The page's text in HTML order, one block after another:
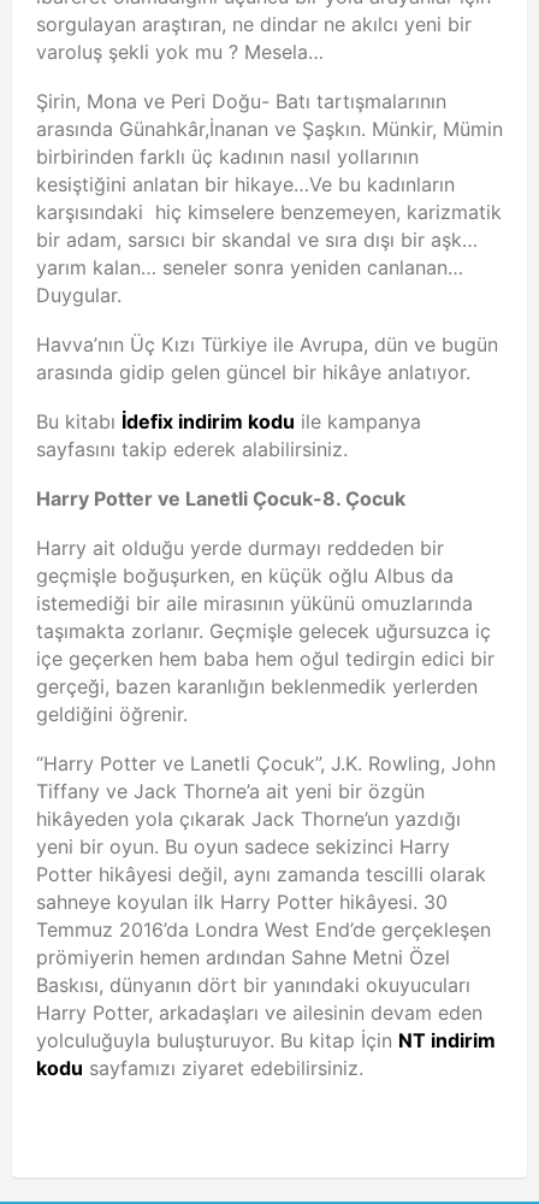
sorgulayan araştıran, ne dindar ne akılcı yeni bir
varoluş şekli yok mu ? Mesela…
Şirin, Mona ve Peri Doğu- Batı tartışmalarının
arasında Günahkâr,İnanan ve Şaşkın. Münkir, Mümin
birbirinden farklı üç kadının nasıl yollarının
kesiştiğini anlatan bir hikaye…Ve bu kadınların
karşısındaki hiç kimselere benzemeyen, karizmatik
bir adam, sarsıcı bir skandal ve sıra dışı bir aşk…
yarım kalan… seneler sonra yeniden canlanan…
Duygular.
Havva’nın Üç Kızı Türkiye ile Avrupa, dün ve bugün
arasında gidip gelen güncel bir hikâye anlatıyor.
Bu kitabı İdefix indirim kodu ile kampanya
sayfasını takip ederek alabilirsiniz.
Harry Potter ve Lanetli Çocuk-8. Çocuk
Harry ait olduğu yerde durmayı reddeden bir
geçmişle boğuşurken, en küçük oğlu Albus da
istemediği bir aile mirasının yükünü omuzlarında
taşımakta zorlanır. Geçmişle gelecek uğursuzca iç
içe geçerken hem baba hem oğul tedirgin edici bir
gerçeği, bazen karanlığın beklenmedik yerlerden
geldiğini öğrenir.
“Harry Potter ve Lanetli Çocuk”, J.K. Rowling, John
Tiffany ve Jack Thorne’a ait yeni bir özgün
hikâyeden yola çıkarak Jack Thorne’un yazdığı
yeni bir oyun. Bu oyun sadece sekizinci Harry
Potter hikâyesi değil, aynı zamanda tescilli olarak
sahneye koyulan ilk Harry Potter hikâyesi. 30
Temmuz 2016’da Londra West End’de gerçekleşen
prömiyerin hemen ardından Sahne Metni Özel
Baskısı, dünyanın dört bir yanındaki okuyucuları
Harry Potter, arkadaşları ve ailesinin devam eden
yolculuğuyla buluşturuyor. Bu kitap İçin NT indirim
kodu sayfamızı ziyaret edebilirsiniz.